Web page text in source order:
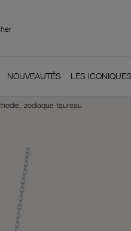
NOUVEAUTÉS LES ICONIQUES
zodiaque taureau